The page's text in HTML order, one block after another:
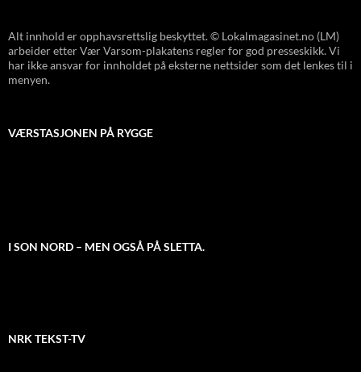
Alt innhold er opphavsrettslig beskyttet. © Lokalmagasinet.no (LM)
arbeider etter Vær Varsom-plakatens regler for god presseskikk. Vi
har ikke ansvar for innholdet på eksterne nettsider som det lenkes til i
menyen.
VÆRSTASJONEN PÅ RYGGE
I SON NORD – MEN OGSÅ PÅ SLETTA.
NRK TEKST-TV